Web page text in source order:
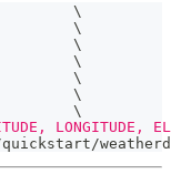
\
\
\
\
\
\
\